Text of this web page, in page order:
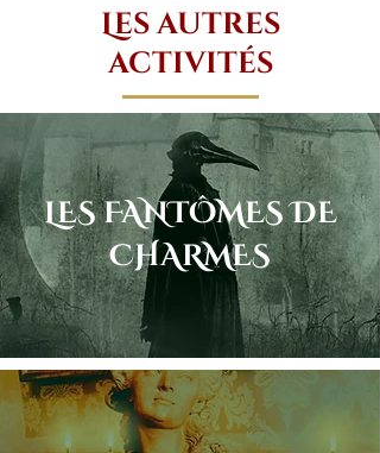
Les autres
activités
LES FANTÔMES DE
CHARMES